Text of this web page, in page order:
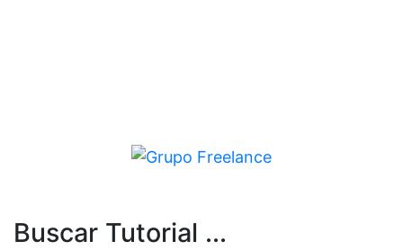
Buscar Tutorial ...